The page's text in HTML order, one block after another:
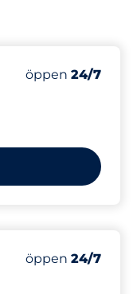
Fredag&nbsp
öppen 24/7
Fredag&nbsp
öppen 24/7